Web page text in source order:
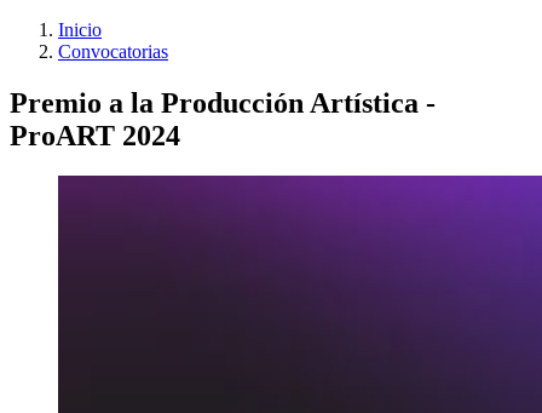
Inicio
Convocatorias
Premio a la Producción Artística -
ProART 2024